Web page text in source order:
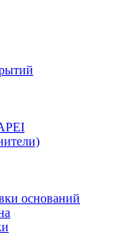
оснований